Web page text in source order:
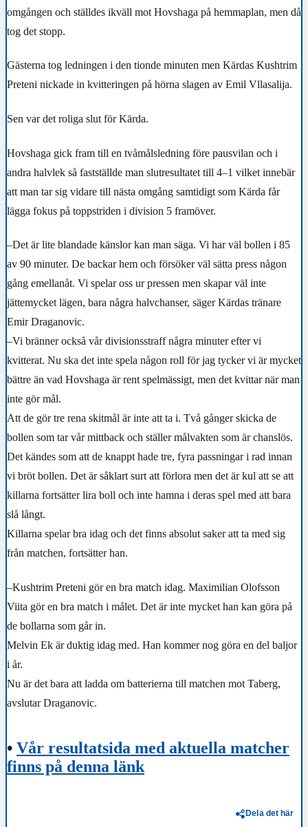
omgången och ställdes ikväll mot Hovshaga på hemmaplan, men då
tog det stopp.
Gästerna tog ledningen i den tionde minuten men Kärdas Kushtrim
Preteni nickade in kvitteringen på hörna slagen av Emil Vllasalija.
Sen var det roliga slut för Kärda.
Hovshaga gick fram till en tvåmålsledning före pausvilan och i
andra halvlek så fastställde man slutresultatet till 4–1 vilket innebär
att man tar sig vidare till nästa omgång samtidigt som Kärda får
lägga fokus på toppstriden i division 5 framöver.
–Det är lite blandade känslor kan man säga. Vi har väl bollen i 85
av 90 minuter. De backar hem och försöker väl sätta press någon
gång emellanåt. Vi spelar oss ur pressen men skapar väl inte
jättemycket lägen, bara några halvchanser, säger Kärdas tränare
Emir Draganovic.
–Vi bränner också vår divisionsstraff några minuter efter vi
kvitterat. Nu ska det inte spela någon roll för jag tycker vi är mycket
bättre än vad Hovshaga är rent spelmässigt, men det kvittar när man
inte gör mål.
Att de gör tre rena skitmål är inte att ta i. Två gånger skicka de
bollen som tar vår mittback och ställer målvakten som är chanslös.
Det kändes som att de knappt hade tre, fyra passningar i rad innan
vi bröt bollen. Det är såklart surt att förlora men det är kul att se att
killarna fortsätter lira boll och inte hamna i deras spel med att bara
slå långt.
Killarna spelar bra idag och det finns absolut saker att ta med sig
från matchen, fortsätter han.
–Kushtrim Preteni gör en bra match idag. Maximilian Olofsson
Viita gör en bra match i målet. Det är inte mycket han kan göra på
de bollarna som går in.
Melvin Ek är duktig idag med. Han kommer nog göra en del baljor
i år.
Nu är det bara att ladda om batterierna till matchen mot Taberg,
avslutar Draganovic.
• Vår resultatsida med aktuella matcher
finns på denna länk
Dela det här